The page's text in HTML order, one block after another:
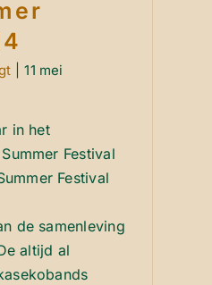
11 mei
in het
Festival
Festival
de samenleving
altijd al